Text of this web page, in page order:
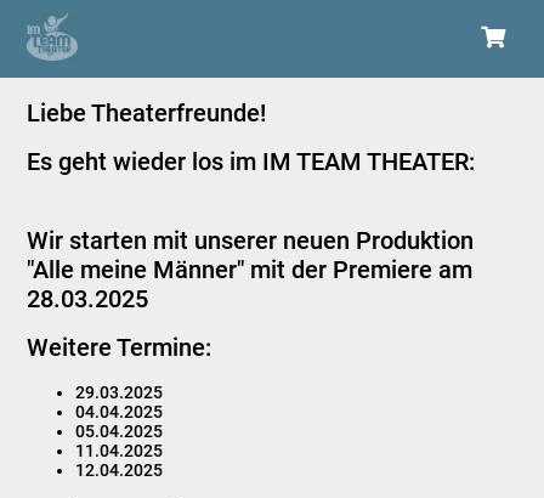
Liebe Theaterfreunde!
Es geht wieder los im IM TEAM THEATER:
Wir starten mit unserer neuen Produktion
"Alle meine Männer" mit der Premiere am
28.03.2025
Weitere Termine:
29.03.2025
04.04.2025
05.04.2025
11.04.2025
12.04.2025